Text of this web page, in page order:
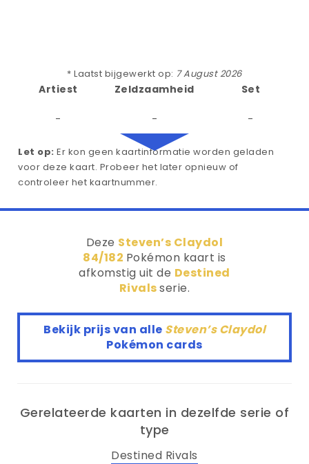
* Laatst bijgewerkt op: 7 August 2026
Artiest
-
Zeldzaamheid
-
Set
-
Let op: Er kon geen kaartinformatie worden geladen
voor deze kaart. Probeer het later opnieuw of
controleer het kaartnummer.
Deze Steven’s Claydol
84/182 Pokémon kaart is
afkomstig uit de Destined
Rivalsserie.
Bekijk prijs van alle Steven’s Claydol
Pokémon cards
Gerelateerde kaarten in dezelfde serie of
type
Destined Rivals